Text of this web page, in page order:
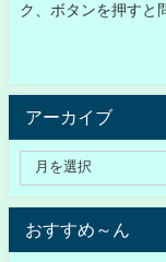
ク、ボタンを押すと
アーカイブ
おすすめ～ん